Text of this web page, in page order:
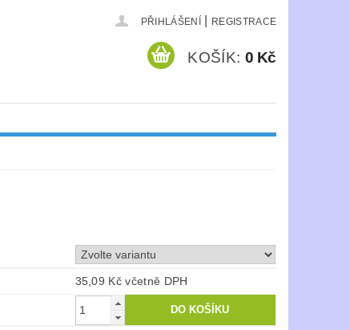
PŘIHLÁŠENÍ REGISTRACE
KOŠÍK: 0 Kč
35,09 Kč včetně DPH